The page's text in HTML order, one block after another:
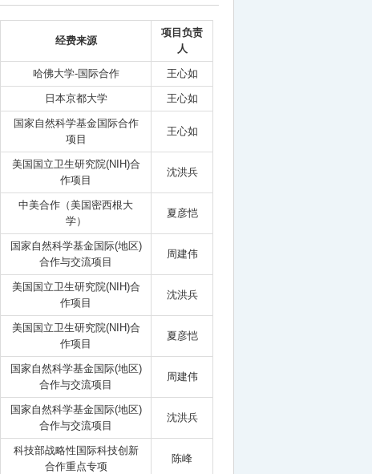
经费来源
项目负责
人
哈佛大学-国际合作 王心如
日本京都大学 王心如
国家自然科学基金国际合作
项目
王心如
美国国立卫生研究院(NIH)合
作项目
沈洪兵
中美合作（美国密西根大
学）
夏彦恺
国家自然科学基金国际(地区)
合作与交流项目
周建伟
美国国立卫生研究院(NIH)合
作项目
沈洪兵
美国国立卫生研究院(NIH)合
作项目
夏彦恺
国家自然科学基金国际(地区)
合作与交流项目
周建伟
国家自然科学基金国际(地区)
合作与交流项目
沈洪兵
科技部战略性国际科技创新
合作重点专项
陈峰